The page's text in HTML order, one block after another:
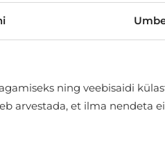
ning veebisaidi
arvestada, et ilma nendeta